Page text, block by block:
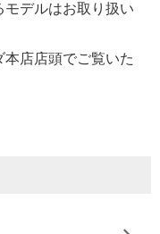
デルはお取り扱い
店店頭でご覧いた